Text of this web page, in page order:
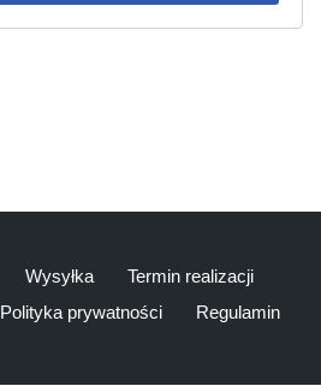
Wysyłka
Termin realizacji
Polityka prywatności Regulamin